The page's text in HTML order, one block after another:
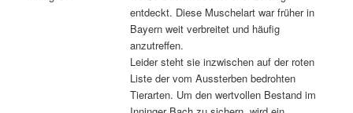
entdeckt. Diese Muschelart war früher in
Bayern weit verbreitet und häufig
anzutreffen.
Leider steht sie inzwischen auf der roten
Liste der vom Aussterben bedrohten
Tierarten. Um den wertvollen Bestand im